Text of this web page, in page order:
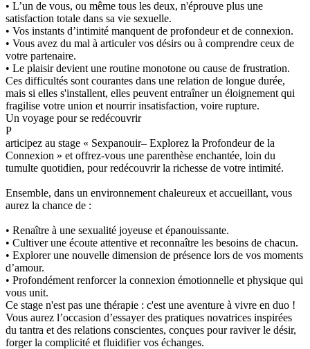
• L’un de vous, ou même tous les deux, n'éprouve plus une
satisfaction totale dans sa vie sexuelle.
• Vos instants d’intimité manquent de profondeur et de connexion.
• Vous avez du mal à articuler vos désirs ou à comprendre ceux de
votre partenaire.
• Le plaisir devient une routine monotone ou cause de frustration.
Ces difficultés sont courantes dans une relation de longue durée,
mais si elles s'installent, elles peuvent entraîner un éloignement qui
fragilise votre union et nourrir insatisfaction, voire rupture.
Un voyage pour se redécouvrir
P
articipez au stage « Sexpanouir– Explorez la Profondeur de la
Connexion » et offrez-vous une parenthèse enchantée, loin du
tumulte quotidien, pour redécouvrir la richesse de votre intimité.
Ensemble, dans un environnement chaleureux et accueillant, vous
aurez la chance de :
• Renaître à une sexualité joyeuse et épanouissante.
• Cultiver une écoute attentive et reconnaître les besoins de chacun.
• Explorer une nouvelle dimension de présence lors de vos moments
d’amour.
• Profondément renforcer la connexion émotionnelle et physique qui
vous unit.
Ce stage n'est pas une thérapie : c'est une aventure à vivre en duo !
Vous aurez l’occasion d’essayer des pratiques novatrices inspirées
du tantra et des relations conscientes, conçues pour raviver le désir,
forger la complicité et fluidifier vos échanges.